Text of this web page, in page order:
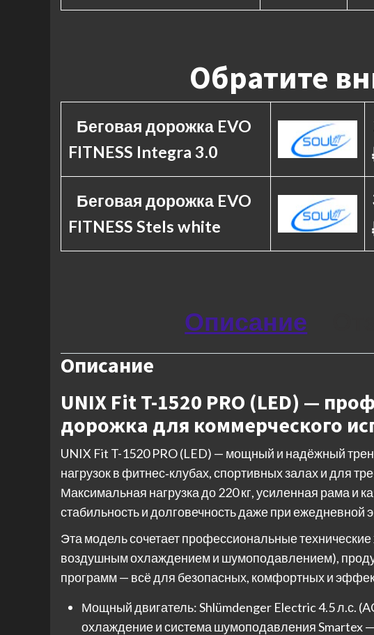
Обратите
Беговая дорожка EVO
FITNESS Integra 3.0
Беговая дорожка EVO
FITNESS Stels white
Описание
Описание
UNIX Fit T-1520 PRO (LED) —
дорожка для коммерческого
UNIX Fit T-1520 PRO (LED) — мощный и надёжный
нагрузок в фитнес‑клубах, спортивных залах и для
Максимальная нагрузка до 220 кг, усиленная рама и
стабильность и долговечность даже при ежедневной
Эта модель сочетает профессиональные технические
воздушным охлаждением и шумоподавлением),
программ — всё для безопасных, комфортных и
Мощный двигатель: Shlümdenger Electric 4.5 л.с.
охлаждение и система шумоподавления Smartex